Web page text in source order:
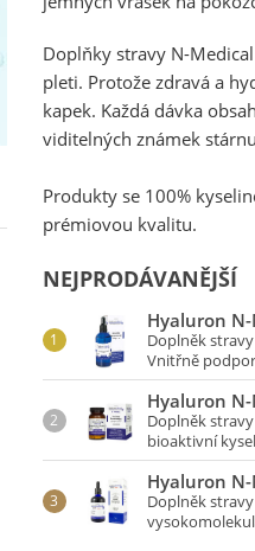
Doplňky stravy N-Medical
pleti. Protože zdravá a
kapek. Každá dávka
viditelných známek
Produkty se 100%
prémiovou kvalitu.
NEJPRODÁVANĚJŠÍ
Hyaluron
Doplněk
Vnitřně
Hyaluron N-
Doplněk
bioaktivní
Hyaluron
Doplněk